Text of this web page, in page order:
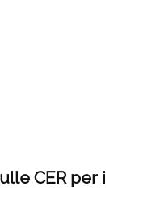
CER per i